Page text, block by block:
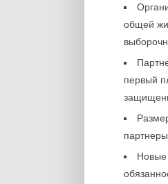
общей
первый
Новые